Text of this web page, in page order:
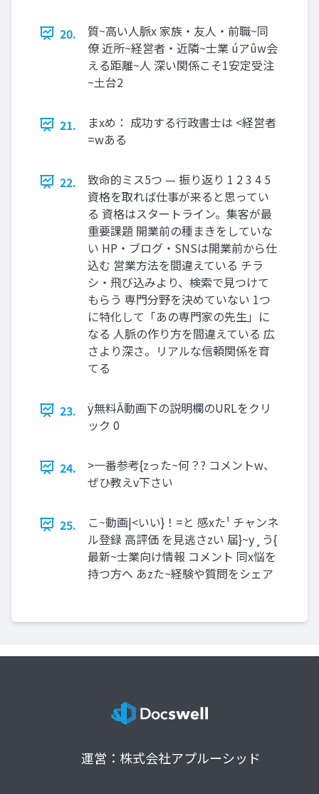
20.
質~⾼い⼈脈x 家族‧友⼈‧前職~同
僚 近所~経営者‧近隣~⼠業 úアûw会
える距離~⼈ 深い関係こそ1安定受注
~⼟台2
21.
まxめ： 成功する⾏政書⼠は <経営者
=wある
22.
致命的ミス5つ — 振り返り 1 2 3 4 5
資格を取れば仕事が来ると思ってい
る 資格はスタートライン。集客が最
重要課題 開業前の種まきをしていな
い HP・ブログ・SNSは開業前から仕
込む 営業方法を間違えている チラ
シ・飛び込みより、検索で見つけて
もらう 専門分野を決めていない 1つ
に特化して「あの専門家の先生」に
なる 人脈の作り方を間違えている 広
さより深さ。リアルな信頼関係を育
てる
23.
ÿ無料Ā動画下の説明欄のURLをクリ
ック 0
24.
>⼀番参考{zった~何？? コメントw、
ぜひ教えv下さい
25.
こ~動画|<いい}！=と 感xた¹ チャンネ
ル登録 ⾼評価 を⾒逃さzい 届}~y¸う{
最新~⼠業向け情報 コメント 同x悩を
持つ⽅へ あzた~経験や質問をシェア
運営：株式会社アプルーシッド